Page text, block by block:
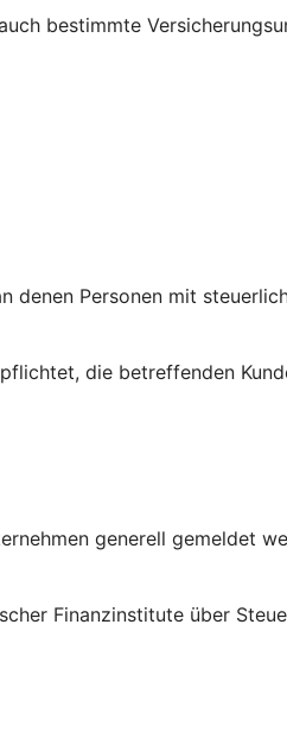
bestimmte
Personen mit
die betreffenden
generell gemeldet
Finanzinstitute über